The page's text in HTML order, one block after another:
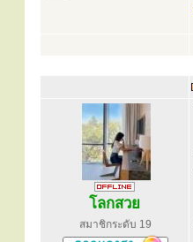
โลกสวย
สมาชิกระดับ 19